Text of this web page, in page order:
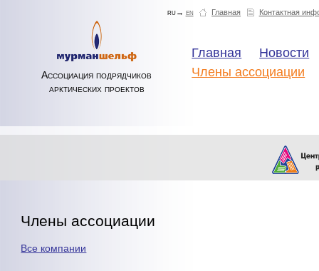
Ассоциация подрядчиков
арктических проектов
Контактная
Главная
ru→ en
Главная
Новости
Члены ассоциации
Члены ассоциации
Все компании